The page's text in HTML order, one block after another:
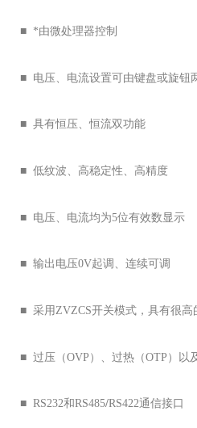
■ *由微处理器控制
■ 电压、电流设置可由键盘或旋钮
■ 具有恒压、恒流双功能
■ 低纹波、高稳定性、高精度
■ 电压、电流均为5位有效数显示
■ 输出电压0V起调、连续可调
■ 采用ZVZCS开关模式，具有很高
■ 过压（OVP）、过热（OTP）以
■ RS232和RS485/RS422通信接口